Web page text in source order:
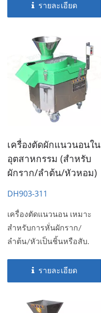
รายละเอียด
เครื่องตัดผักแนวนอนใน
อุตสาหกรรม (สำหรับ
ผักราก/ลำต้น/หัวหอม)
DH903-311
เครื่องตัดแนวนอน เหมาะ
สำหรับการหั่นผักราก/
ลำต้น/หัวเป็นชิ้นหรือสับ.
รายละเอียด